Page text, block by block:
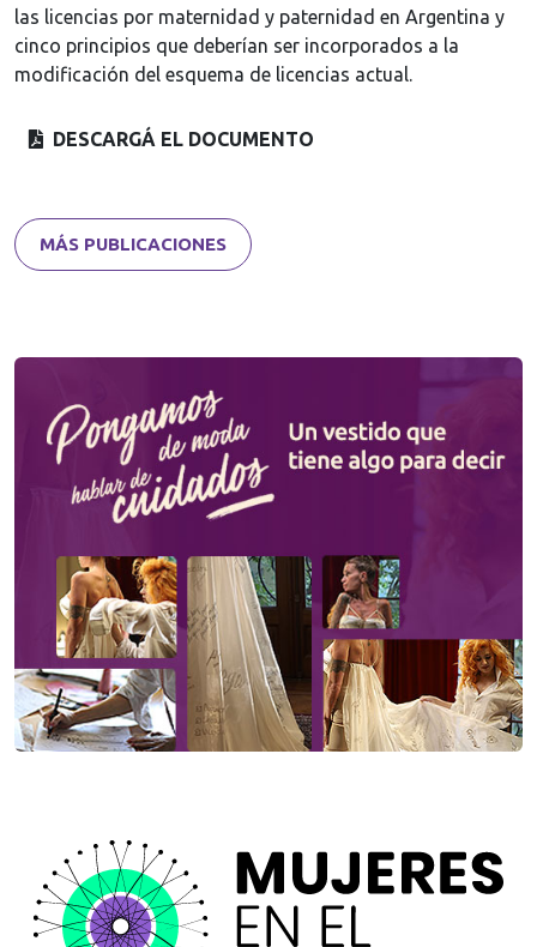
las licencias por maternidad y paternidad en Argentina y
cinco principios que deberían ser incorporados a la
modificación del esquema de licencias actual.
DESCARGÁ EL DOCUMENTO
MÁS PUBLICACIONES